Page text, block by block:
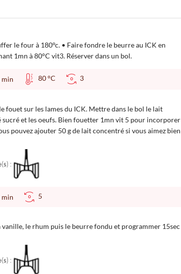
le four à 180°c. • Faire fondre le beurre au ICK en
1mn à 80°C vit3. Réserver dans un bol.
min 80 °C 3
fouet sur les lames du ICK. Mettre dans le bol le lait
sucré et les oeufs. Bien fouetter 1mn vit 5 pour incorporer
pouvez ajouter 50 g de lait concentré si vous aimez bien
:
min 5
le rhum puis le beurre fondu et programmer 15sec
: